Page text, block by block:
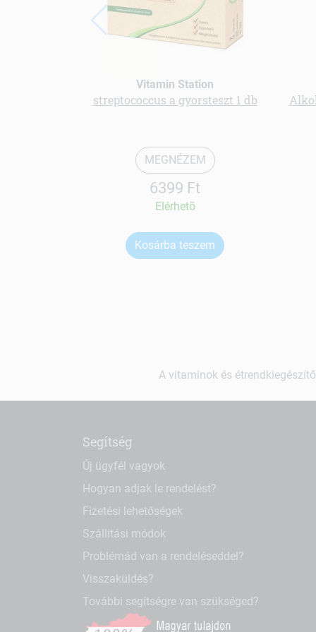
Vitamin Station
streptococcus a gyorsteszt 1 db
MEGNÉZEM
6399 Ft
Elérhetõ
Kosárba teszem
A vitaminok és
Segítség
Új ügyfél vagyok
Hogyan adjak le rendelést?
Fizetési lehetőségek
Szállítási módok
Problémád van a rendeléseddel?
Visszaküldés?
További segítségre van szükséged?